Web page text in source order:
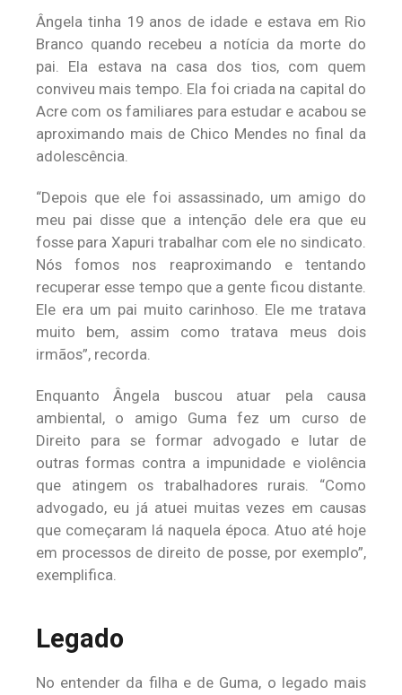
Ângela tinha 19 anos de idade e estava em Rio
Branco quando recebeu a notícia da morte do
pai. Ela estava na casa dos tios, com quem
conviveu mais tempo. Ela foi criada na capital do
Acre com os familiares para estudar e acabou se
aproximando mais de Chico Mendes no final da
adolescência.
“Depois que ele foi assassinado, um amigo do
meu pai disse que a intenção dele era que eu
fosse para Xapuri trabalhar com ele no sindicato.
Nós fomos nos reaproximando e tentando
recuperar esse tempo que a gente ficou distante.
Ele era um pai muito carinhoso. Ele me tratava
muito bem, assim como tratava meus dois
irmãos”, recorda.
Enquanto Ângela buscou atuar pela causa
ambiental, o amigo Guma fez um curso de
Direito para se formar advogado e lutar de
outras formas contra a impunidade e violência
que atingem os trabalhadores rurais. “Como
advogado, eu já atuei muitas vezes em causas
que começaram lá naquela época. Atuo até hoje
em processos de direito de posse, por exemplo”,
exemplifica.
Legado
No entender da filha e de Guma, o legado mais